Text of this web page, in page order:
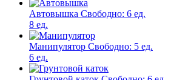
Автовышка Свободно: 6 ед.
8 ед.
Манипулятор Свободно: 5 ед.
6 ед.